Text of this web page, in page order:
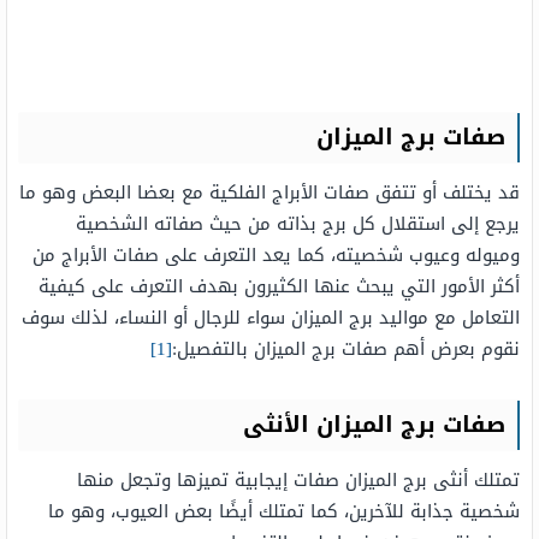
صفات برج الميزان
قد يختلف أو تتفق صفات الأبراج الفلكية مع بعضا البعض وهو ما
يرجع إلى استقلال كل برج بذاته من حيث صفاته الشخصية
وميوله وعيوب شخصيته، كما يعد التعرف على صفات الأبراج من
أكثر الأمور التي يبحث عنها الكثيرون بهدف التعرف على كيفية
التعامل مع مواليد برج الميزان سواء للرجال أو النساء، لذلك سوف
نقوم بعرض أهم صفات برج الميزان بالتفصيل:[1]
صفات برج الميزان الأنثى
تمتلك أنثى برج الميزان صفات إيجابية تميزها وتجعل منها
شخصية جذابة للآخرين، كما تمتلك أيضًا بعض العيوب، وهو ما